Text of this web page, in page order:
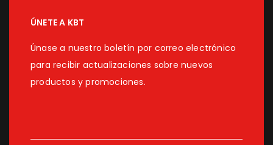
ÚNETE A KBT
Únase a nuestro boletín por correo electrónico
para recibir actualizaciones sobre nuevos
productos y promociones.